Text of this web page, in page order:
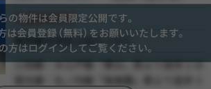
近くにございます。 室内はリフォーム中！ グレージ
ュを利用した落ち着きある空間になる予定です。 ※
写真はCGとなります。 気になった方はお気軽にご
連絡ください。 お問い合わせお待ちして降ります。
詳細を見る
会員限定
会員限定
-